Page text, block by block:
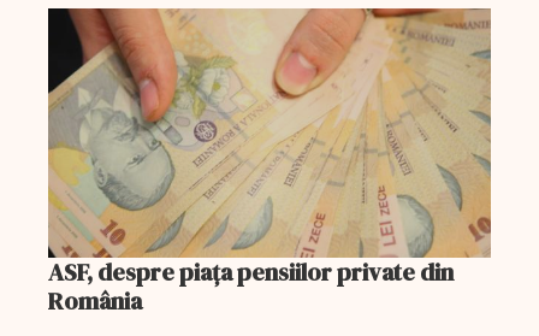
ASF, despre piața pensiilor private din
România